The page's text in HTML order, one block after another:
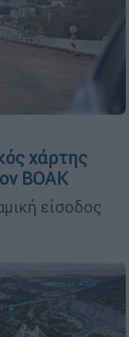
χάρτης
ΒΟΑΚ
είσοδος